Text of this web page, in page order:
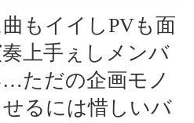
もイイしPVも面
上手ぇしメンバ
ただの企画モノ
るには惜しいバ